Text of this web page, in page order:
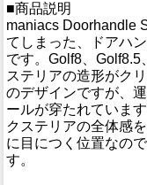
■商品説明
maniacs Doorhandle
てしまった、ドアハ
です。Golf8、Golf8.5
ステリアの造形がク
のデザインですが、
ールが穿たれていま
クステリアの全体感
に目につく位置なの
す。